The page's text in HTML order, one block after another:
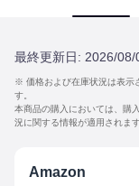
最終更新日: 2026/08/
※ 価格および在庫状況は表示
す。
本商品の購入においては、購
況に関する情報が適用されます
Amazon